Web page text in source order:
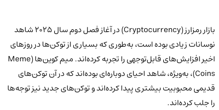
بازار رمزارز (Cryptocurrency) در آغاز فصل دوم سال 2025 شاهد
نوسانات زیادی بوده است، به‌طوری که بسیاری از توکن‌ها در روزهای
اخیر افزایش‌های قابل‌توجهی را تجربه کرده‌اند. میم کوین‌ها (Meme
Coins)، به‌ویژه، شاهد احیای دوباره‌ای بوده‌اند که در آن توکن‌های
قدیمی محبوبیت بیشتری پیدا کرده‌اند و توکن‌های جدید نیز توجه‌ها
را جلب کرده‌اند.